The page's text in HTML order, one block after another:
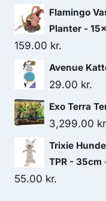
Flamingo
Planter -
159.00 kr.
Avenue
29.00 kr.
Exo Terra
3,299.00
Trixie
TPR - 35cm
55.00 kr.